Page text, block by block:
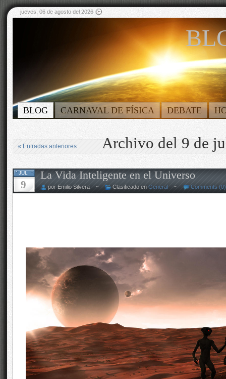
jueves, 06 de agosto del 2026
BLOG CARNAVAL DE FÍSICA DEBATE
Archivo del 9 de
« Entradas anteriores
JUL
9
La Vida Inteligente en el Universo
por Emilio Silvera ~ Clasificado en General ~ Comments (0)